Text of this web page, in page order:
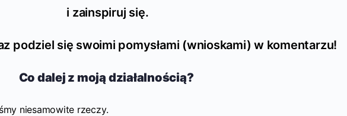
i zainspiruj się.
podziel się swoimi pomysłami (wnioskami) w komentarzu!
Co dalej z moją działalnością?
niesamowite rzeczy.